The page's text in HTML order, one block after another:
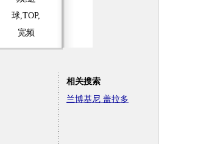
相关搜索
兰博基尼 盖拉多